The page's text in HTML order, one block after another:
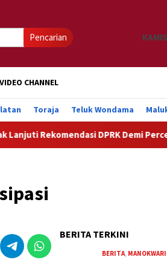
Pencarian
VIDEO CHANNEL
Toraja Teluk Wondama
DPRK Demi Percepatan
BERITA TERKINI
BERITA, MANOKWARI